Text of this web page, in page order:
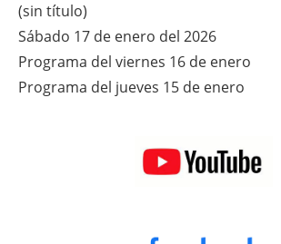
(sin título)
Sábado 17 de enero del 2026
Programa del viernes 16 de enero
Programa del jueves 15 de enero